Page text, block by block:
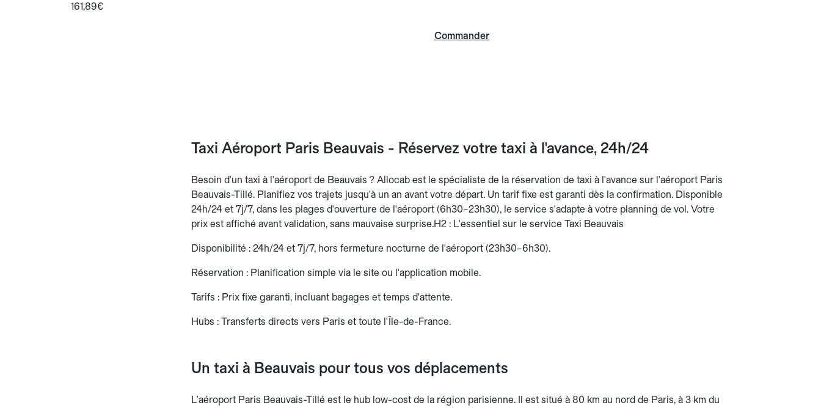
161,89€
Commander
Taxi Aéroport Paris Beauvais - Réservez votre taxi à l'avance, 24h/24
Besoin d'un taxi à l'aéroport de Beauvais ? Allocab est le spécialiste de la réservation de taxi à l'avance sur l'aéroport Paris
Beauvais-Tillé. Planifiez vos trajets jusqu'à un an avant votre départ. Un tarif fixe est garanti dès la confirmation. Disponible
24h/24 et 7j/7, dans les plages d'ouverture de l'aéroport (6h30–23h30), le service s'adapte à votre planning de vol. Votre
prix est affiché avant validation, sans mauvaise surprise.H2 : L'essentiel sur le service Taxi Beauvais
Disponibilité : 24h/24 et 7j/7, hors fermeture nocturne de l'aéroport (23h30–6h30).
Réservation : Planification simple via le site ou l'application mobile.
Tarifs : Prix fixe garanti, incluant bagages et temps d'attente.
Hubs : Transferts directs vers Paris et toute l'Île-de-France.
Un taxi à Beauvais pour tous vos déplacements
L'aéroport Paris Beauvais-Tillé est le hub low-cost de la région parisienne. Il est situé à 80 km au nord de Paris, à 3 km du